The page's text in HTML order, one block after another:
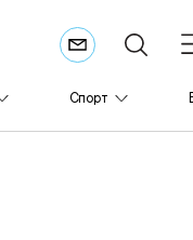
Спорт